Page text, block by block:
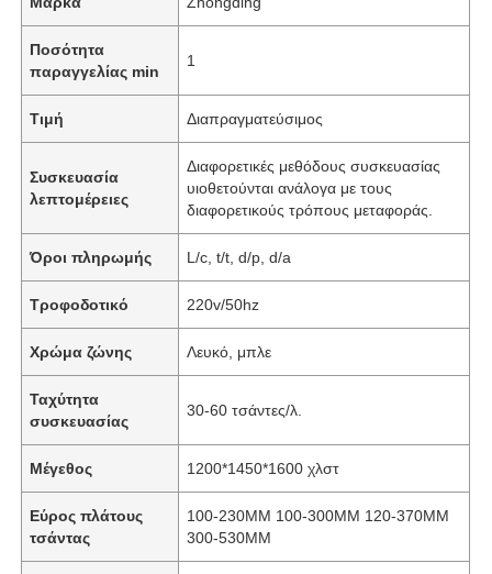
Ποσότητα
παραγγελίας min
1
Τιμή Διαπραγματεύσιμος
Συσκευασία
λεπτομέρειες
Διαφορετικές μεθόδους συσκευασίας
υιοθετούνται ανάλογα με τους
διαφορετικούς τρόπους μεταφοράς.
Όροι πληρωμής L/c, t/t, d/p, d/a
Τροφοδοτικό 220v/50hz
Χρώμα ζώνης Λευκό, μπλε
Ταχύτητα
συσκευασίας
30-60 τσάντες/λ.
Μέγεθος 1200*1450*1600 χλστ
Εύρος πλάτους
τσάντας
100-230MM 100-300MM 120-370MM
300-530MM